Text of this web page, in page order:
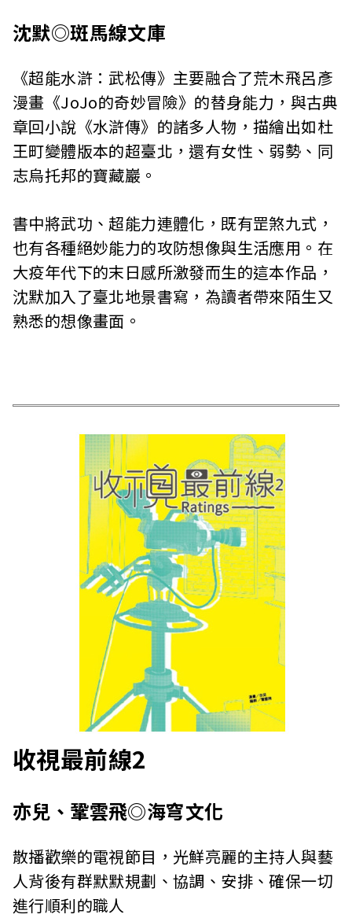
沈默◎斑馬線文庫
《超能水滸：武松傳》主要融合了荒木飛呂彥
漫畫《JoJo的奇妙冒險》的替身能力，與古典
章回小說《水滸傳》的諸多人物，描繪出如杜
王町變體版本的超臺北，還有女性、弱勢、同
志烏托邦的寶藏巖。
書中將武功、超能力連體化，既有罡煞九式，
也有各種絕妙能力的攻防想像與生活應用。在
大疫年代下的末日感所激發而生的這本作品，
沈默加入了臺北地景書寫，為讀者帶來陌生又
熟悉的想像畫面。
收視最前線2
亦兒、鞏雲飛◎海穹文化
散播歡樂的電視節目，光鮮亮麗的主持人與藝
人背後有群默默規劃、協調、安排、確保一切
進行順利的職人――